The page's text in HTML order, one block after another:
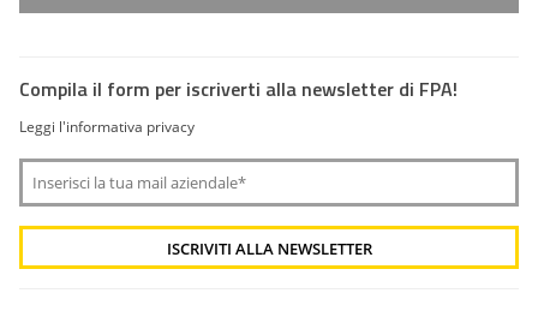
Compila il form per iscriverti alla newsletter di FPA!
Leggi l'informativa privacy